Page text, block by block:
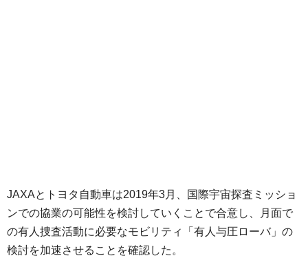
JAXAとトヨタ自動車は2019年3月、国際宇宙探査ミッショ
ンでの協業の可能性を検討していくことで合意し、月面で
の有人捜査活動に必要なモビリティ「有人与圧ローバ」の
検討を加速させることを確認した。